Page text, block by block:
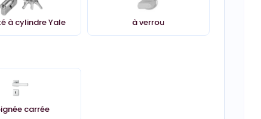
à cylindre Yale à verrou
carrée